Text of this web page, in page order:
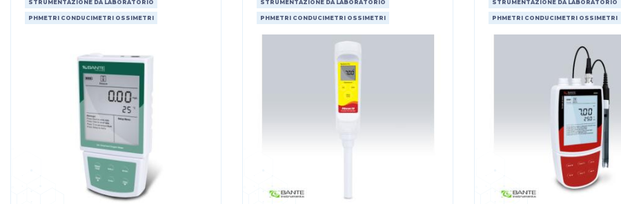
STRUMENTAZIONE DA LABORATORIO
PHMETRI CONDUCIMETRI OSSIMETRI
STRUMENTAZIONE DA LABORATORIO
PHMETRI CONDUCIMETRI OSSIMETRI
STRUMENTAZIONE DA LABORATORIO
PHMETRI CONDUCIMETRI OSSIMETRI